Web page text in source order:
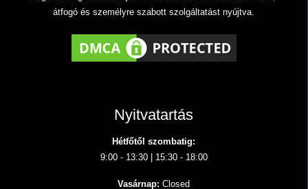
átfogó és személyre szabott szolgáltatást nyújtva.
Nyitvatartás
Hétfőtől szombatig:
9:00 - 13:30 | 15:30 - 18:00
Vasárnap: Closed